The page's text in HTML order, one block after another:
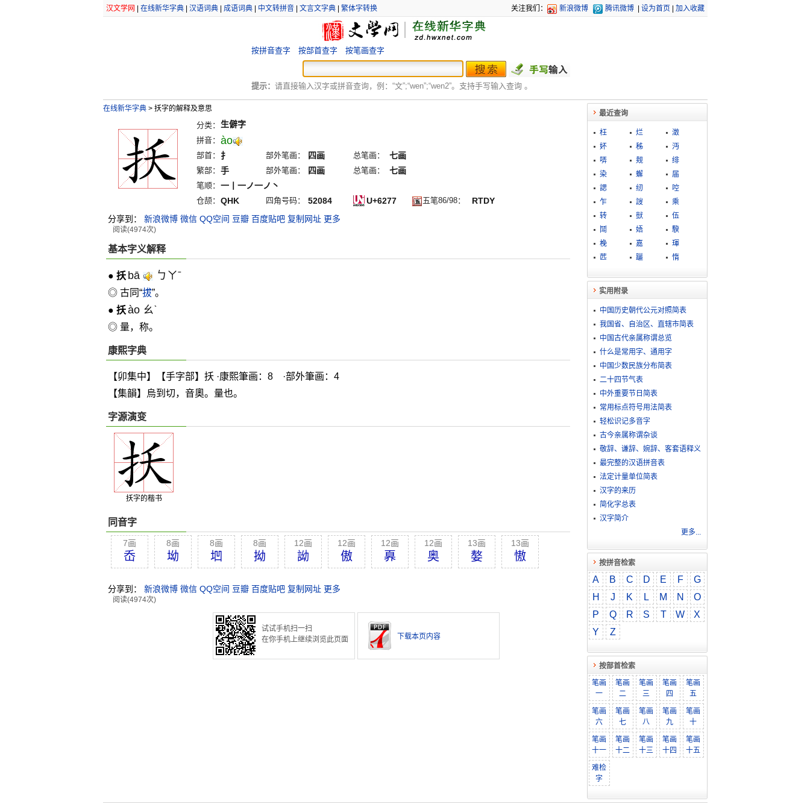
汉文学网 在线新华字典| 汉语词典| 成语词典| 中文转拼音| 文言文字典| 繁体字转换 关注我们： 新浪微博 腾讯微博 设为首页 加入收藏
按拼音查字 按部首查字 按笔画查字
提示： 请直接输入汉字或拼音查询，例：“文”;“wen”;“wen2”。支持手写输入查询 。
在线新华字典 >扷字的解释及意思
分类： 生僻字
拼音： ào
部首： 扌 部外笔画： 四画 总笔画： 七画
繁部： 手 部外笔画： 四画 总笔画： 七画
笔顺： 一丨一ノ一ノ丶
仓颉： QHK 四角号码： 52084 U+6277 五笔86/98：
RTDY
分享到：
新浪微博 微信 QQ空间 豆瓣 百度贴吧 复制网址 更多
阅读(4974次)
基本字义解释
● 扷 bā ㄅㄚˉ
◎ 古同“拔”。
● 扷 ào ㄠˋ
◎ 量，称。
康熙字典
【卯集中】【手字部】扷 ·康熙筆画：8 ·部外筆画：4
【集韻】烏到切，音奧。量也。
字源演变
扷字的楷书
同音字
7画
岙
8画
坳
8画
垇
8画
拗
12画
詏
12画
傲
12画
奡
12画
奥
13画
嫯
13画
慠
分享到： 新浪微博 微信 QQ空间 豆瓣 百度贴吧 复制网址 更多
阅读(4974次)
试试手机扫一扫
在你手机上继续浏览此页面
下载本页内容
最近查询
枉 烂
澂
妚
秭
沔
哢
觌
绯
染
蠏
届
諰
纫
啌
乍
詜
乘
转
獃
伍
鬦
娪
騤
梚
嘉
琿
苉
躧 惰
实用附录
中国历史朝代公元对照简表
我国省、自治区、直辖市简表
中国古代亲属称谓总览
什么是常用字、通用字
中国少数民族分布简表
二十四节气表
中外重要节日简表
常用标点符号用法简表
轻松识记多音字
古今亲属称谓杂谈
敬​辞​、​谦​辞​、​婉​辞​、​客​套​语​释​义
最完整的汉语拼音表
法定计量单位简表
汉字的来历
简化字总表
汉字简介
更多...
按拼音检索
A B C D E F
G
H
J K L M N
O
P
Q R S T W
X
Y
Z
按部首检索
笔画
一
笔画
二
笔画
三
笔画
四
笔画
五
笔画
六
笔画
七
笔画
八
笔画
九
笔画
十
笔画
十一
笔画
十二
笔画
十三
笔画
十四
笔画
十五
难检
字